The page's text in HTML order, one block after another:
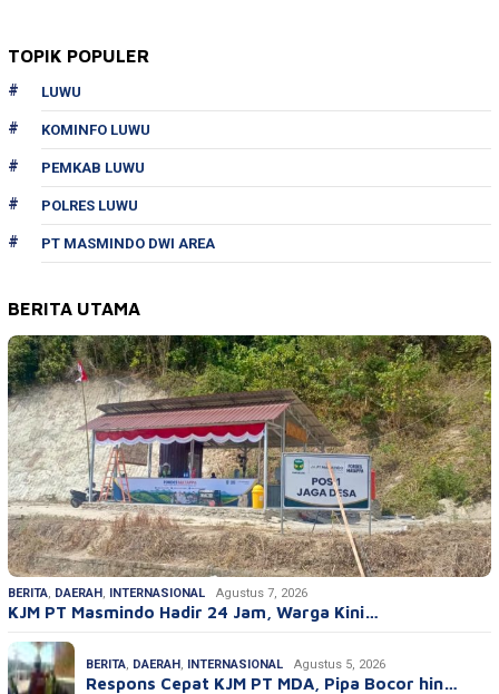
TOPIK POPULER
LUWU
KOMINFO LUWU
PEMKAB LUWU
POLRES LUWU
PT MASMINDO DWI AREA
BERITA UTAMA
BERITA, DAERAH, INTERNASIONAL Agustus 7, 2026
KJM PT Masmindo Hadir 24 Jam, Warga Kini…
BERITA, DAERAH, INTERNASIONAL Agustus 5, 2026
Respons Cepat KJM PT MDA, Pipa Bocor hin…